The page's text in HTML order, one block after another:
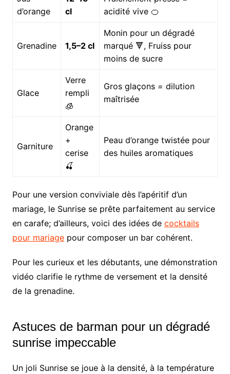
d’orange
cl
acidité vive 🍊
Grenadine 1,5–2 cl
Monin pour un dégradé
marqué 🔻, Fruiss pour
moins de sucre
Glace
Verre
rempli
🧊
Gros glaçons = dilution
maîtrisée
Garniture
Orange
+
cerise
🍒
Peau d’orange twistée pour
des huiles aromatiques
Pour une version conviviale dès l’apéritif d’un
mariage, le Sunrise se prête parfaitement au service
en carafe; d’ailleurs, voici des idées de cocktails
pour mariagepour composer un bar cohérent.
Pour les curieux et les débutants, une démonstration
vidéo clarifie le rythme de versement et la densité
de la grenadine.
Astuces de barman pour un dégradé
sunrise impeccable
Un joli Sunrise se joue à la densité, à la température